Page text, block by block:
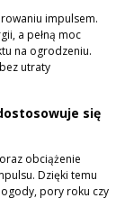
impulsem.
a pełną moc
na ogrodzeniu.
utraty
się
obciążenie
Dzięki temu
pory roku czy